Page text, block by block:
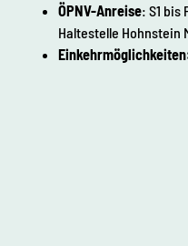
ÖPNV-Anreise: S1 bis
Haltestelle Hohnstein